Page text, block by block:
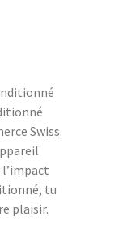
Swiss.
tu
plaisir.